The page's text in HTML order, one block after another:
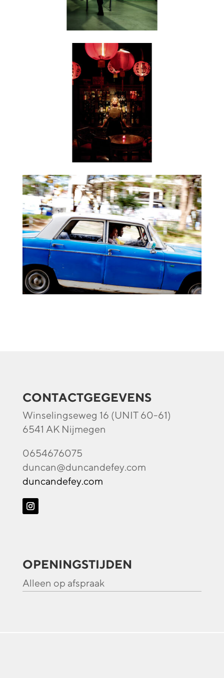
CONTACTGEGEVENS
Winselingseweg 16 (UNIT 60-61)
6541 AK Nijmegen
0654676075
duncan@duncandefey.com
duncandefey.com
OPENINGSTIJDEN
Alleen op afspraak